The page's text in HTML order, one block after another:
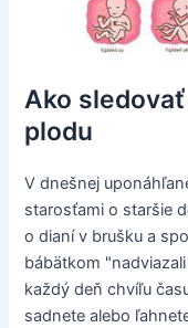
Ako
plodu
V dnešnej
starosťami o staršie
o dianí v brušku a
bábätkom
každý deň chvíľu
sadnete alebo